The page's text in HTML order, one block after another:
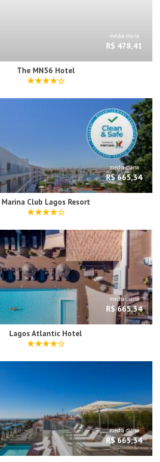
média diária
R$ 478,41
The MN56 Hotel
média diária
R$ 665,34
Marina Club Lagos Resort
média diária
R$ 665,34
Lagos Atlantic Hotel
média diária
R$ 665,34